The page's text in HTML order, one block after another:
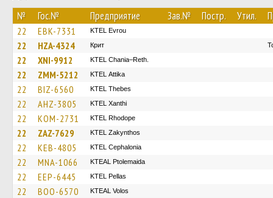
№ Гос.№ Предприятие Зав.№ Постр. Утил.
22 EBK-7331 KTEL Evrou
22 HZA-4324 Крит
22 XNI-9912 KTEL Chania–Reth.
22 ZMM-5212 KΤΕL Αttika
22 BIZ-6560 KTEL Thebes
22 AHZ-3805 KTEL Xanthi
22 KOM-2731 KTEL Rhodope
22 ZAZ-7629 KTEL Zakynthos
22 KEB-4805 KTEL Cephalonia
22 MNA-1066 KTEAL Ptolemaida
22 EEP-6445 KTEL Pellas
22 BOO-6570 KTEAL Volos